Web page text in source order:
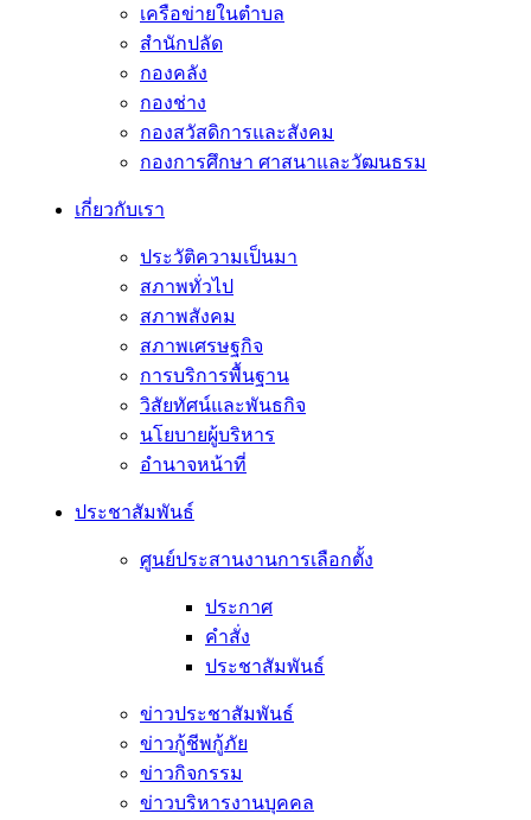
เครือข่ายในตำบล
สำนักปลัด
กองคลัง
กองช่าง
กองสวัสดิการและสังคม
กองการศึกษา ศาสนาและวัฒนธรม
เกี่ยวกับเรา
ประวัติความเป็นมา
สภาพทั่วไป
สภาพสังคม
สภาพเศรษฐกิจ
การบริการพื้นฐาน
วิสัยทัศน์และพันธกิจ
นโยบายผู้บริหาร
อํานาจหน้าที่
ประชาสัมพันธ์
ศูนย์ประสานงานการเลือกตั้ง
ประกาศ
คำสั่ง
ประชาสัมพันธ์
ข่าวประชาสัมพันธ์
ข่าวกู้ชีพกู้ภัย
ข่าวกิจกรรม
ข่าวบริหารงานบุคคล